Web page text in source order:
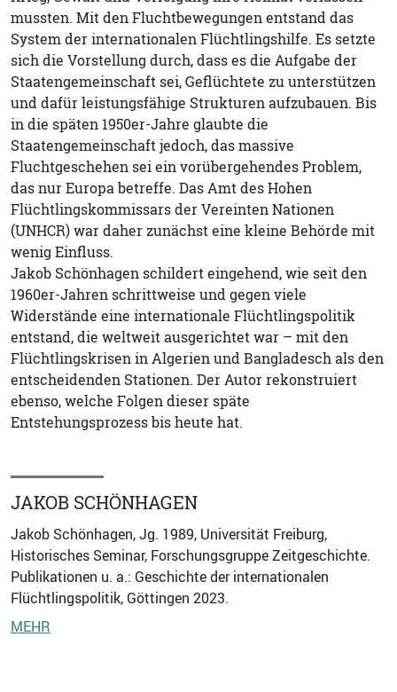
mussten. Mit den Fluchtbewegungen entstand das
System der internationalen Flüchtlingshilfe. Es setzte
sich die Vorstellung durch, dass es die Aufgabe der
Staatengemeinschaft sei, Geflüchtete zu unterstützen
und dafür leistungsfähige Strukturen aufzubauen. Bis
in die späten 1950er-Jahre glaubte die
Staatengemeinschaft jedoch, das massive
Fluchtgeschehen sei ein vorübergehendes Problem,
das nur Europa betreffe. Das Amt des Hohen
Flüchtlingskommissars der Vereinten Nationen
(UNHCR) war daher zunächst eine kleine Behörde mit
wenig Einfluss.
Jakob Schönhagen schildert eingehend, wie seit den
1960er-Jahren schrittweise und gegen viele
Widerstände eine internationale Flüchtlingspolitik
entstand, die weltweit ausgerichtet war – mit den
Flüchtlingskrisen in Algerien und Bangladesch als den
entscheidenden Stationen. Der Autor rekonstruiert
ebenso, welche Folgen dieser späte
Entstehungsprozess bis heute hat.
JAKOB SCHÖNHAGEN
Jakob Schönhagen, Jg. 1989, Universität Freiburg,
Historisches Seminar, Forschungsgruppe Zeitgeschichte.
Publikationen u. a.: Geschichte der internationalen
Flüchtlingspolitik, Göttingen 2023.
MEHR